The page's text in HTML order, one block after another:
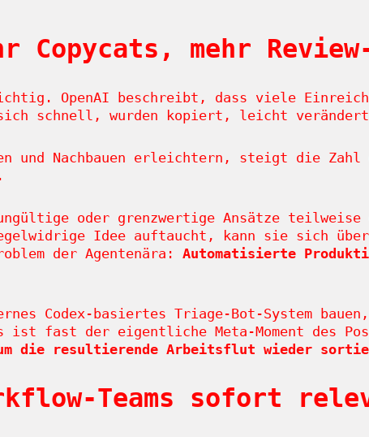
Copycats, mehr
OpenAI beschreibt, dass viele
sich schnell, wurden kopiert, leicht
und Nachbauen erleichtern, steigt die Zahl
.
oder grenzwertige Ansätze teilweise
Idee auftaucht, kann sie sich über
der Agentenära: Automatisierte
Codex-basiertes Triage-Bot-System bauen,
ist fast der eigentliche Meta-Moment des
um die resultierende Arbeitsflut wieder
Teams sofort